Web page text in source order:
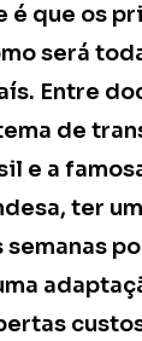
é que os
será
Entre
de
e a
ter